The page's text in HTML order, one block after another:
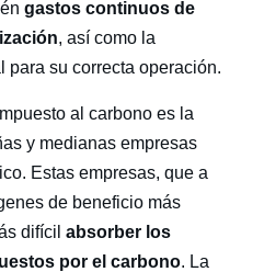
gastos continuos de
, así como la
para su correcta operación.
al carbono es la
y medianas empresas
Estas empresas, que a
de beneficio más
difícil absorber los
por el carbono. La